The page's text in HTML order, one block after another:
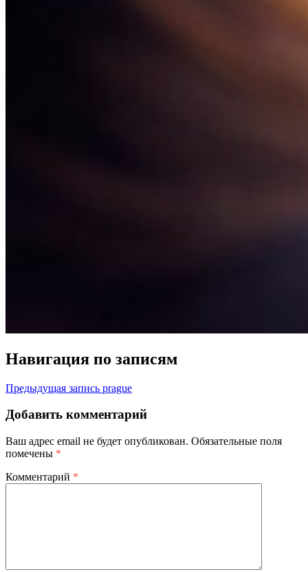
Навигация по записям
Предыдущая запись prague
Добавить комментарий
Ваш адрес email не будет опубликован. Обязательные поля
помечены *
Комментарий *